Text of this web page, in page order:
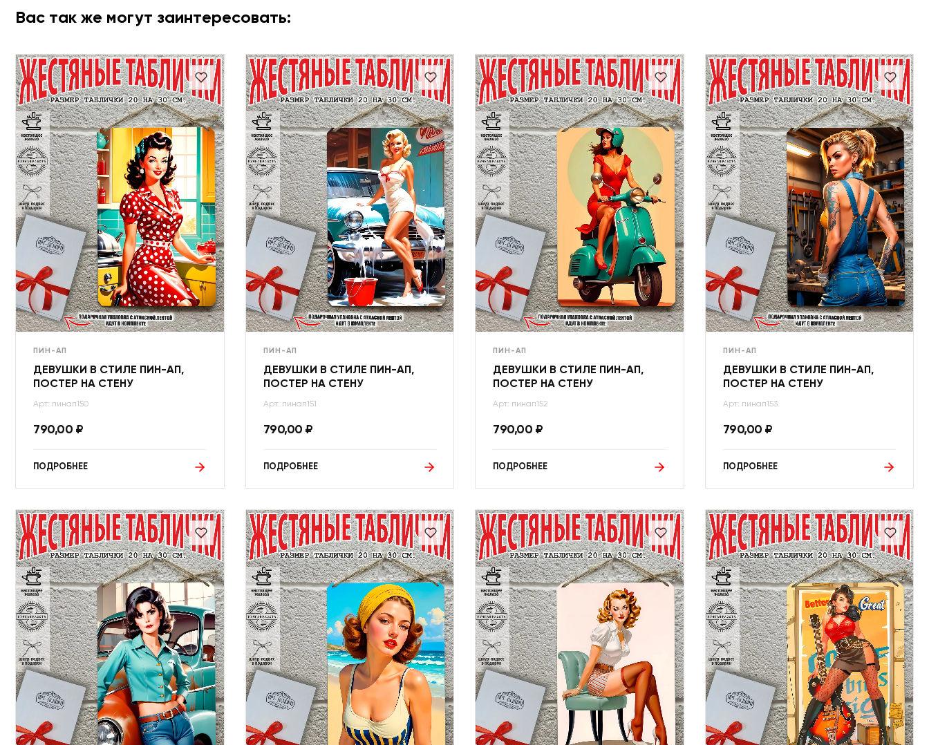
Вас так же могут заинтересовать:
ПИН-АП
ДЕВУШКИ В СТИЛЕ ПИН-АП,
ПОСТЕР НА СТЕНУ
Арт: пинап150
790,00 ₽
ПОДРОБНЕЕ
ПИН-АП
ДЕВУШКИ В СТИЛЕ ПИН-АП,
ПОСТЕР НА СТЕНУ
Арт: пинап151
790,00 ₽
ПОДРОБНЕЕ
ПИН-АП
ДЕВУШКИ В СТИЛЕ ПИН-АП,
ПОСТЕР НА СТЕНУ
Арт: пинап152
790,00 ₽
ПОДРОБНЕЕ
ПИН-АП
ДЕВУШКИ В СТИЛЕ ПИН-АП,
ПОСТЕР НА СТЕНУ
Арт: пинап153
790,00 ₽
ПОДРОБНЕЕ